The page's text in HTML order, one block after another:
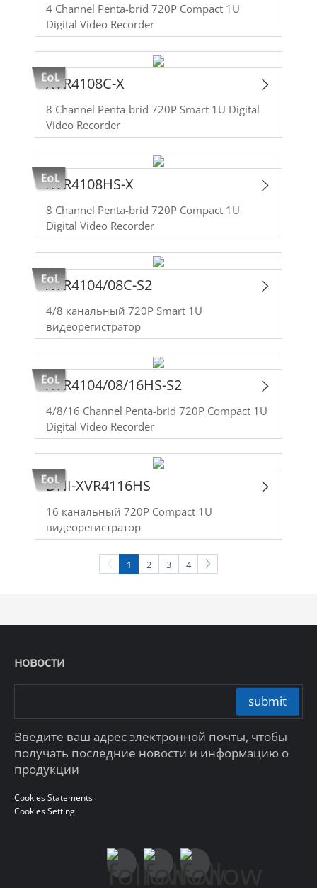
4 Channel Penta-brid 720P Compact 1U
Digital Video Recorder
XVR4108C-X
8 Channel Penta-brid 720P Smart 1U Digital
Video Recorder
XVR4108HS-X
8 Channel Penta-brid 720P Compact 1U
Digital Video Recorder
XVR4104/08C-S2
4/8 канальный 720P Smart 1U
видеорегистратор
XVR4104/08/16HS-S2
4/8/16 Channel Penta-brid 720P Compact 1U
Digital Video Recorder
DHI-XVR4116HS
16 канальный 720P Compact 1U
видеорегистратор
1 2 3 4
новости
submit
Введите ваш адрес электронной почты, чтобы
получать последние новости и информацию о
продукции
Cookies Statements
Cookies Setting